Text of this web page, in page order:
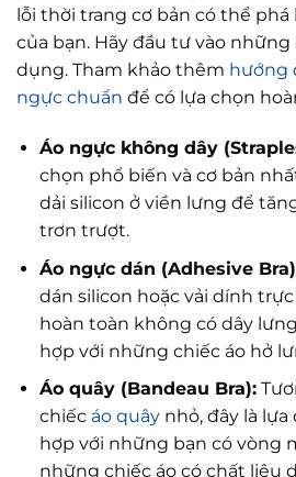
lỗi thời trang cơ bản có thể
của bạn. Hãy đầu tư vào
dụng. Tham khảo thêm hướng
ngực chuẩn để có lựa chọn
Áo ngực không dây
chọn phổ biến và cơ bản
dải silicon ở viền lưng để
trơn trượt.
Áo ngực dán (Adhesive
dán silicon hoặc vải dính
hoàn toàn không có dây
hợp với những chiếc áo hở
Áo quây (Bandeau Bra):
chiếc áo quâynhỏ, đây là lựa
hợp với những bạn có vòng
những chiếc áo có chất liệu